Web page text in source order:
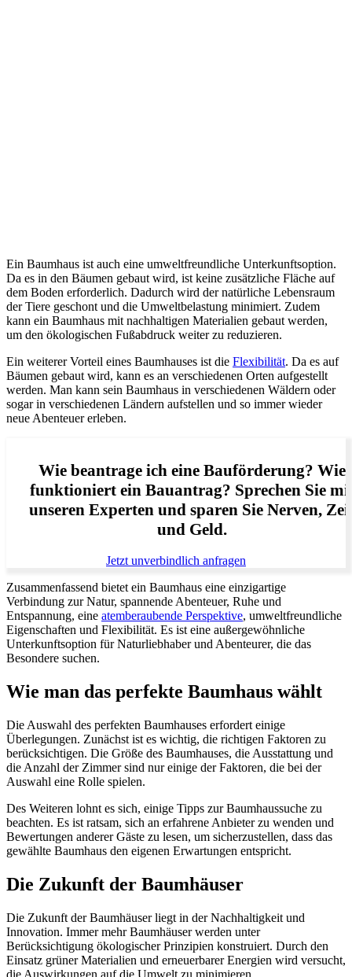
Ein Baumhaus ist auch eine umweltfreundliche Unterkunftsoption.
Da es in den Bäumen gebaut wird, ist keine zusätzliche Fläche auf
dem Boden erforderlich. Dadurch wird der natürliche Lebensraum
der Tiere geschont und die Umweltbelastung minimiert. Zudem
kann ein Baumhaus mit nachhaltigen Materialien gebaut werden,
um den ökologischen Fußabdruck weiter zu reduzieren.
Ein weiterer Vorteil eines Baumhauses ist die Flexibilität. Da es auf
Bäumen gebaut wird, kann es an verschiedenen Orten aufgestellt
werden. Man kann sein Baumhaus in verschiedenen Wäldern oder
sogar in verschiedenen Ländern aufstellen und so immer wieder
neue Abenteuer erleben.
Wie beantrage ich eine Bauförderung? Wie
funktioniert ein Bauantrag? Sprechen Sie
unseren Experten und sparen Sie Nerven,
und Geld.
Jetzt unverbindlich anfragen
Zusammenfassend bietet ein Baumhaus eine einzigartige
Verbindung zur Natur, spannende Abenteuer, Ruhe und
Entspannung, eine atemberaubende Perspektive, umweltfreundliche
Eigenschaften und Flexibilität. Es ist eine außergewöhnliche
Unterkunftsoption für Naturliebhaber und Abenteurer, die das
Besondere suchen.
Wie man das perfekte Baumhaus wählt
Die Auswahl des perfekten Baumhauses erfordert einige
Überlegungen. Zunächst ist es wichtig, die richtigen Faktoren zu
berücksichtigen. Die Größe des Baumhauses, die Ausstattung und
die Anzahl der Zimmer sind nur einige der Faktoren, die bei der
Auswahl eine Rolle spielen.
Des Weiteren lohnt es sich, einige Tipps zur Baumhaussuche zu
beachten. Es ist ratsam, sich an erfahrene Anbieter zu wenden und
Bewertungen anderer Gäste zu lesen, um sicherzustellen, dass das
gewählte Baumhaus den eigenen Erwartungen entspricht.
Die Zukunft der Baumhäuser
Die Zukunft der Baumhäuser liegt in der Nachhaltigkeit und
Innovation. Immer mehr Baumhäuser werden unter
Berücksichtigung ökologischer Prinzipien konstruiert. Durch den
Einsatz grüner Materialien und erneuerbarer Energien wird versucht,
die Auswirkungen auf die Umwelt zu minimieren.